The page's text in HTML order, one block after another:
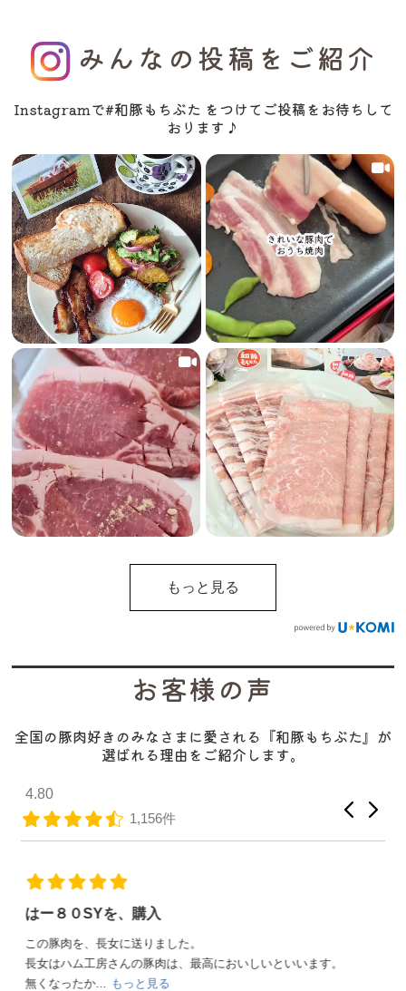
みんなの投稿をご紹介
Instagramで#和豚もちぶた をつけてご投稿をお待ちして
おります♪
もっと見る
お客様の声
全国の豚肉好きのみなさまに愛される『和豚もちぶた』が
選ばれる理由をご紹介します。
4.80
1,156件
兄姉達が大喜び
4軒の兄姉夫婦達に、お中元として贈りました。宮城県までだ
ったので大丈夫かなって心配しましたが、綺麗な...もっと見
る